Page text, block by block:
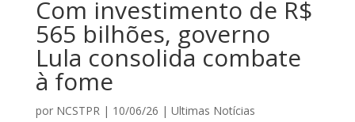
Com investimento de R$
565 bilhões, governo
Lula consolida combate
à fome
por NCSTPR| 10/06/26 | Ultimas Notícias